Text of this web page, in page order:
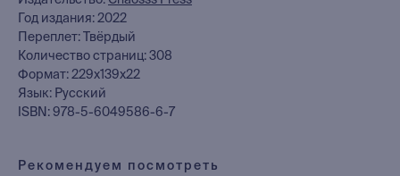
Год издания: 2022
Переплет: Твёрдый
Количество страниц: 308
Формат: 229х139х22
Язык: Русский
ISBN: 978-5-6049586-6-7
Рекомендуем посмотреть
Предзаказ
Выбор Бартлби
Редкости
Новинки
Издательская программа